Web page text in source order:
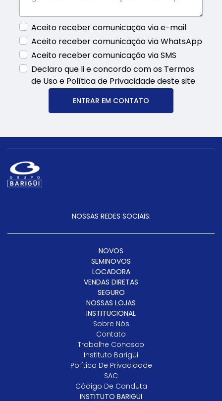
Aceito receber comunicação via e-mail
Aceito receber comunicação via WhatsApp
Aceito receber comunicação via SMS
Declaro que li e concordo com os Termos
de Uso e Política de Privacidade deste site
ENTRAR EM CONTATO
NOSSAS REDES SOCIAIS:
NOVOS
SEMINOVOS
LOCADORA
VENDAS DIRETAS
SEGURO
NOSSAS LOJAS
INSTITUCIONAL
Sobre Nós
Contato
Trabalhe Conosco
Instituto Barigüi
Política De Privacidade
SAC
Código De Conduta
INSTITUTO BARIGÜI